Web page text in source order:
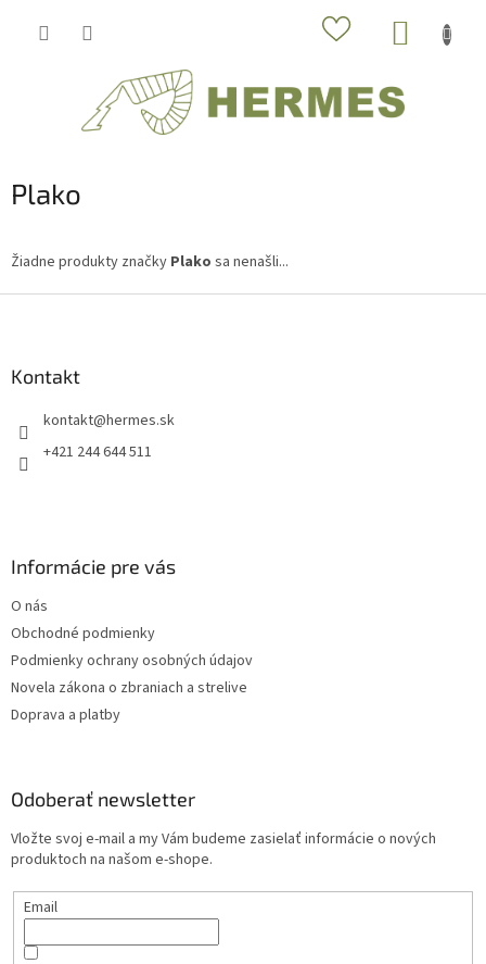
Plako
Žiadne produkty značky Plako sa nenašli...
Kontakt
kontakt@hermes.sk
+421 244 644 511
Informácie pre vás
O nás
Obchodné podmienky
Podmienky ochrany osobných údajov
Novela zákona o zbraniach a strelive
Doprava a platby
Odoberať newsletter
Vložte svoj e-mail a my Vám budeme zasielať informácie o nových
produktoch na našom e-shope.
Email